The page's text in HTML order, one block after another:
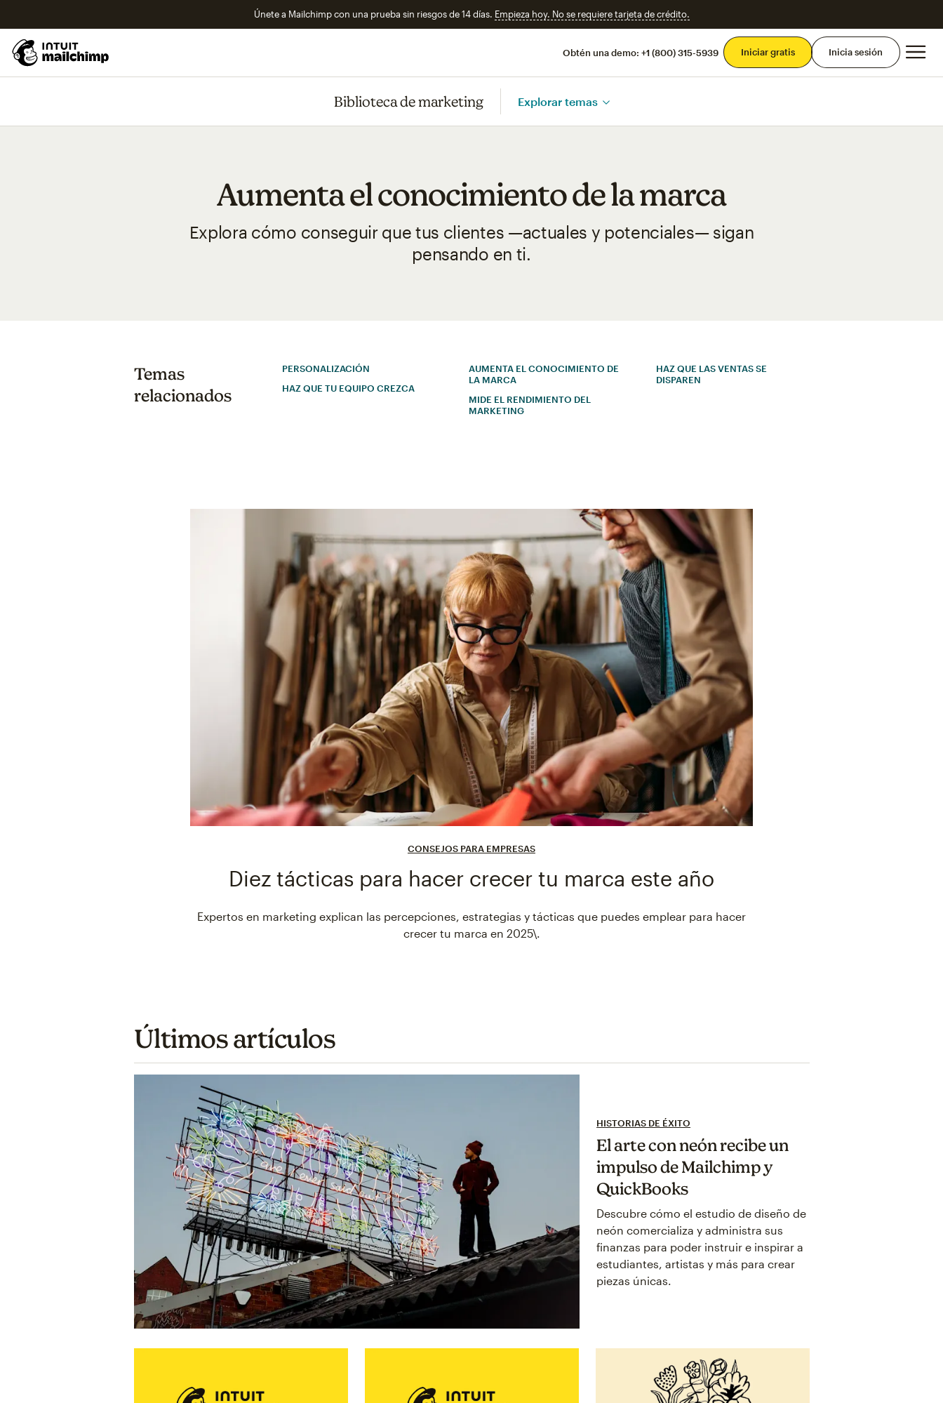
Únete a Mailchimp con una prueba sin riesgos de 14 días. Empieza hoy. No se requiere tarjeta de crédito.
Obtén una demo: +1 (800) 315-5939 Iniciar gratis Inicia sesión
Biblioteca de marketing Explorar temas
Aumenta el conocimiento de la marca
Explora cómo conseguir que tus clientes —actuales y potenciales— sigan
pensando en ti.
Temas
relacionados
PERSONALIZACIÓN
HAZ QUE TU EQUIPO CREZCA
AUMENTA EL CONOCIMIENTO DE
LA MARCA
MIDE EL RENDIMIENTO DEL
MARKETING
HAZ QUE LAS VENTAS SE
DISPAREN
CONSEJOS PARA EMPRESAS
Diez tácticas para hacer crecer tu marca este año
Expertos en marketing explican las percepciones, estrategias y tácticas que puedes emplear para hacer
crecer tu marca en 2025\.
Últimos artículos
HISTORIAS DE ÉXITO
El arte con neón recibe un
impulso de Mailchimp y
QuickBooks
Descubre cómo el estudio de diseño de
neón comercializa y administra sus
finanzas para poder instruir e inspirar a
estudiantes, artistas y más para crear
piezas únicas.